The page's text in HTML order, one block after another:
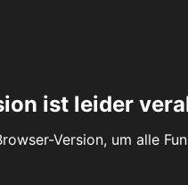
ist leider
Version, um alle